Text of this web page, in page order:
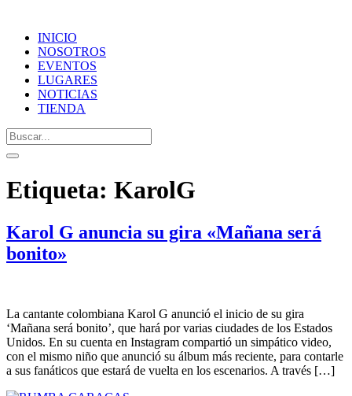
INICIO
NOSOTROS
EVENTOS
LUGARES
NOTICIAS
TIENDA
Etiqueta: KarolG
Karol G anuncia su gira «Mañana será
bonito»
La cantante colombiana Karol G anunció el inicio de su gira
‘Mañana será bonito’, que hará por varias ciudades de los Estados
Unidos. En su cuenta en Instagram compartió un simpático video,
con el mismo niño que anunció su álbum más reciente, para contarle
a sus fanáticos que estará de vuelta en los escenarios. A través […]